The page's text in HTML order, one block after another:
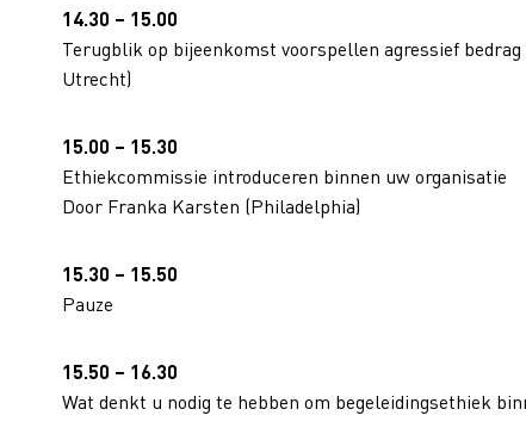
14.30 – 15.00
Terugblik op bijeenkomst voorspellen agressief
Utrecht)
15.00 – 15.30
Ethiekcommissie introduceren binnen uw organisatie
Door Franka Karsten (Philadelphia)
15.30 – 15.50
Pauze
15.50 – 16.30
Wat denkt u nodig te hebben om begeleidingsethiek